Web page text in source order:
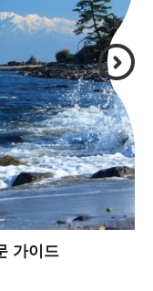
가이드